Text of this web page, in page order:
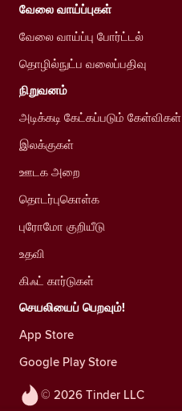
© 2026 Tinder LLC
வேலை வாய்ப்புகள்
வேலை வாய்ப்பு போர்ட்டல்
தொழில்நுட்ப வலைப்பதிவு
நிறுவனம்
அடிக்கடி கேட்கப்படும் கேள்விகள்
இலக்குகள்
ஊடக அறை
தொடர்புகொள்க
புரோமோ குறியீடு
உதவி
கிஃட் கார்டுகள்
செயலியைப் பெறவும்!
App Store
Google Play Store